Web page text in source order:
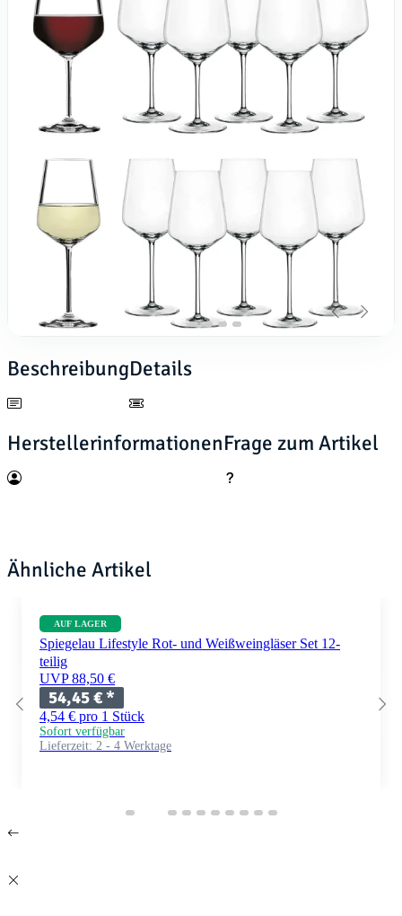
BeschreibungDetails
HerstellerinformationenFrage zum Artikel
Ähnliche Artikel
AUF LAGER
Spiegelau Lifestyle Rot- und Weißweingläser Set 12-
teilig
UVP 88,50 €
54,45 €*
4,54 € pro 1 Stück
Sofort verfügbar
Lieferzeit: 2 - 4 Werktage